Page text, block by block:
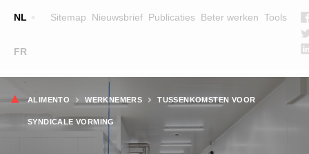
NL
FR
Sitemap Nieuwsbrief Publicaties Beter werken Tools
Main
navigation
LESGEVERS
Kruimelpad
ALIMENTO WERKNEMERS TUSSENKOMSTEN VOOR
SYNDICALE VORMING